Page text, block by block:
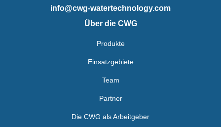
info@cwg-watertechnology.com
Über die CWG
Produkte
Einsatzgebiete
Team
Partner
Die CWG als Arbeitgeber